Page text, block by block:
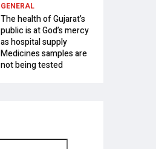
GENERAL
The health of Gujarat’s
public is at God’s mercy
as hospital supply
Medicines samples are
not being tested